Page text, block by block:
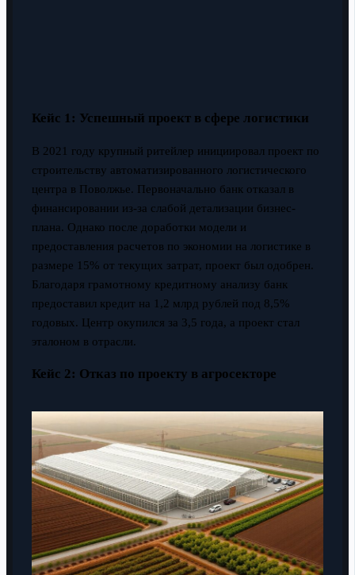
Кейс 1: Успешный проект в сфере логистики
В 2021 году крупный ритейлер инициировал проект по
строительству автоматизированного логистического
центра в Поволжье. Первоначально банк отказал в
финансировании из-за слабой детализации бизнес-
плана. Однако после доработки модели и
предоставления расчетов по экономии на логистике в
размере 15% от текущих затрат, проект был одобрен.
Благодаря грамотному кредитному анализу банк
предоставил кредит на 1,2 млрд рублей под 8,5%
годовых. Центр окупился за 3,5 года, а проект стал
эталоном в отрасли.
Кейс 2: Отказ по проекту в агросекторе